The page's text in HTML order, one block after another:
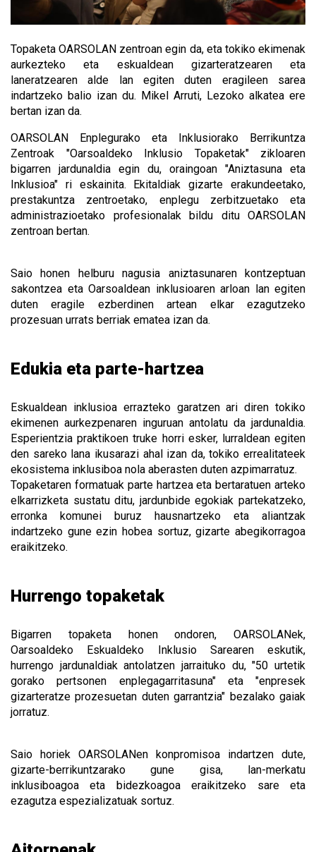
Topaketa OARSOLAN zentroan egin da, eta tokiko ekimenak
aurkezteko eta eskualdean gizarteratzearen eta
laneratzearen alde lan egiten duten eragileen sarea
indartzeko balio izan du. Mikel Arruti, Lezoko alkatea ere
bertan izan da.
OARSOLAN Enplegurako eta Inklusiorako Berrikuntza
Zentroak "Oarsoaldeko Inklusio Topaketak" zikloaren
bigarren jardunaldia egin du, oraingoan "Aniztasuna eta
Inklusioa" ri eskainita. Ekitaldiak gizarte erakundeetako,
prestakuntza zentroetako, enplegu zerbitzuetako eta
administrazioetako profesionalak bildu ditu OARSOLAN
zentroan bertan.
Saio honen helburu nagusia aniztasunaren kontzeptuan
sakontzea eta Oarsoaldean inklusioaren arloan lan egiten
duten eragile ezberdinen artean elkar ezagutzeko
prozesuan urrats berriak ematea izan da.
Edukia eta parte-hartzea
Eskualdean inklusioa errazteko garatzen ari diren tokiko
ekimenen aurkezpenaren inguruan antolatu da jardunaldia.
Esperientzia praktikoen truke horri esker, lurraldean egiten
den sareko lana ikusarazi ahal izan da, tokiko errealitateek
ekosistema inklusiboa nola aberasten duten azpimarratuz.
Topaketaren formatuak parte hartzea eta bertaratuen arteko
elkarrizketa sustatu ditu, jardunbide egokiak partekatzeko,
erronka komunei buruz hausnartzeko eta aliantzak
indartzeko gune ezin hobea sortuz, gizarte abegikorragoa
eraikitzeko.
Hurrengo topaketak
Bigarren topaketa honen ondoren, OARSOLANek,
Oarsoaldeko Eskualdeko Inklusio Sarearen eskutik,
hurrengo jardunaldiak antolatzen jarraituko du, "50 urtetik
gorako pertsonen enplegagarritasuna" eta "enpresek
gizarteratze prozesuetan duten garrantzia" bezalako gaiak
jorratuz.
Saio horiek OARSOLANen konpromisoa indartzen dute,
gizarte-berrikuntzarako gune gisa, lan-merkatu
inklusiboagoa eta bidezkoagoa eraikitzeko sare eta
ezagutza espezializatuak sortuz.